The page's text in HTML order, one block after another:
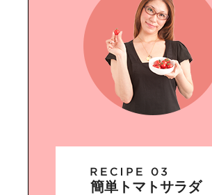
簡単トマトサラダ
DINING OUT SADO
都会で満喫｜フリー＆リラックスラ
イフ
伝統と文化の香りが漂う、｜英国の
クリスマス